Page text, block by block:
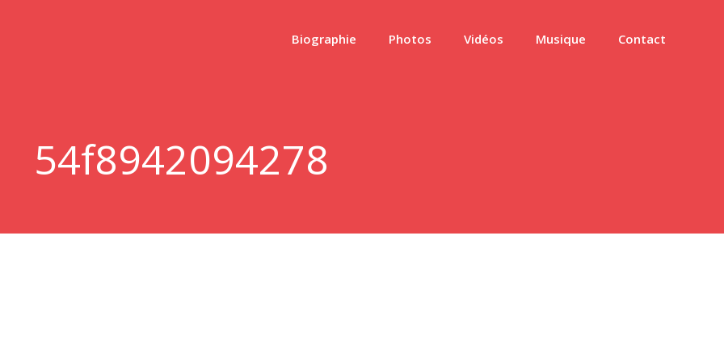
Biographie Photos Vidéos Musique Contact
54f8942094278